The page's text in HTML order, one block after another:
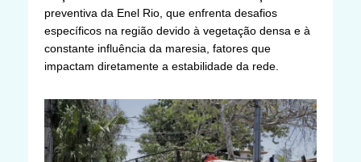
preventiva da Enel Rio, que enfrenta desafios
específicos na região devido à vegetação densa e à
constante influência da maresia, fatores que
impactam diretamente a estabilidade da rede.